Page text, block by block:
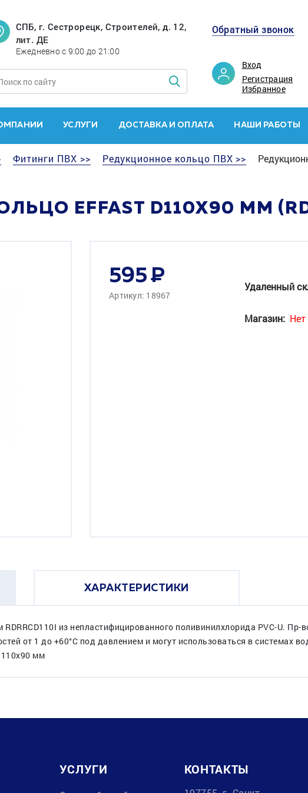
СПБ, г. Сестрорецк, Строителей, д. 12,
лит. ДЕ
Ежедневно с 9:00 до 21:00
Обратный звонок
Вход
Регистрация
Избранное
УСЛУГИ ДОСТАВКА И ОПЛАТА НАШИ РАБОТЫ
Фитинги ПВХ >> Редукционное кольцо ПВХ >>
EFFAST D110X90 ММ
595
Артикул: 18967
Удаленный
Магазин:
ХАРАКТЕРИСТИКИ
из непластифицированного поливинилхлорида PVC-U.
от 1 до +60°C под давлением и могут использоваться в системах
110x90 мм
УСЛУГИ КОНТАКТЫ